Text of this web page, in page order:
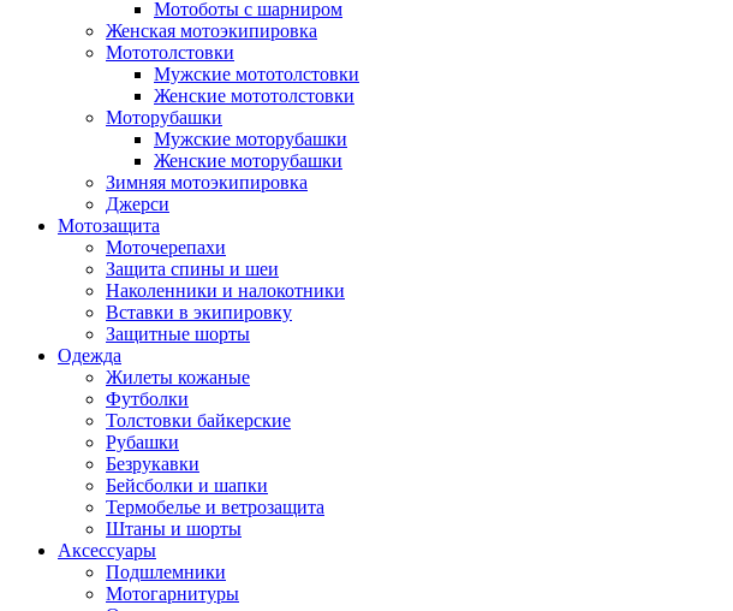
Мотоботы с шарниром
Женская мотоэкипировка
Мототолстовки
Мужские мототолстовки
Женские мототолстовки
Моторубашки
Мужские моторубашки
Женские моторубашки
Зимняя мотоэкипировка
Джерси
Мотозащита
Моточерепахи
Защита спины и шеи
Наколенники и налокотники
Вставки в экипировку
Защитные шорты
Одежда
Жилеты кожаные
Футболки
Толстовки байкерские
Рубашки
Безрукавки
Бейсболки и шапки
Термобелье и ветрозащита
Штаны и шорты
Аксессуары
Подшлемники
Мотогарнитуры